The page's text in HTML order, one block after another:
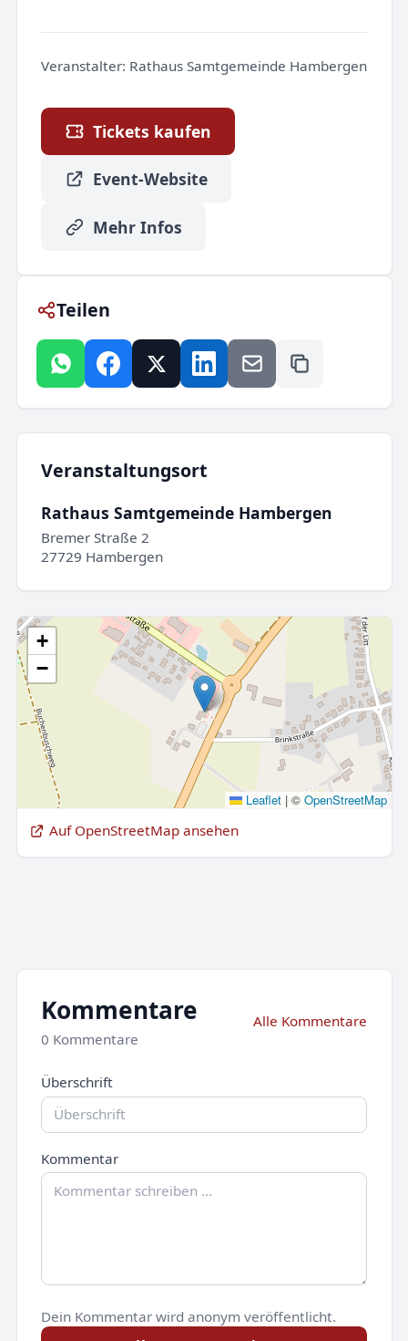
Veranstalter: Rathaus Samtgemeinde Hambergen
Tickets kaufen
Event-Website
Mehr Infos
Teilen
Veranstaltungsort
Rathaus Samtgemeinde Hambergen
Bremer Straße 2
27729 Hambergen
+
−
Leaflet |© OpenStreetMap
Auf OpenStreetMap ansehen
Kommentare
0 Kommentare
Alle Kommentare
Überschrift
Kommentar
Dein Kommentar wird anonym veröffentlicht.